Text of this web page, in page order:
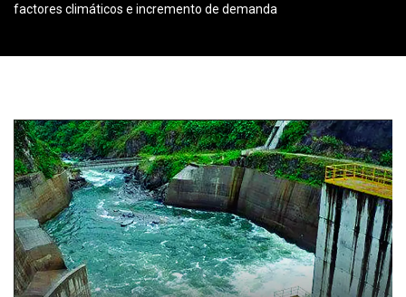
factores climáticos e incremento de demanda